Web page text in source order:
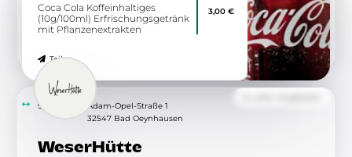
Coca Cola Koffeinhaltiges
(10g/100ml) Erfrischungsgetränk
mit Pflanzenextrakten
Teilen
3,00 €
WeserHütte
9.89 km
Adam-Opel-Straße 1
32547 Bad Oeynhausen